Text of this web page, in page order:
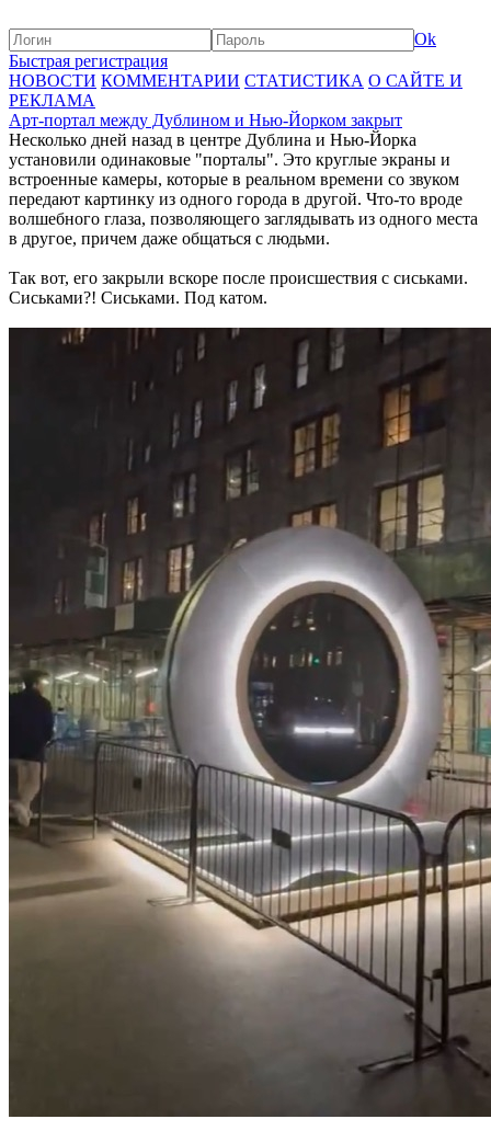
Ok
Быстрая регистрация
НОВОСТИ КОММЕНТАРИИ СТАТИСТИКА О САЙТЕ И
РЕКЛАМА
Арт-портал между Дублином и Нью-Йорком закрыт
Несколько дней назад в центре Дублина и Нью-Йорка
установили одинаковые "порталы". Это круглые экраны и
встроенные камеры, которые в реальном времени со звуком
передают картинку из одного города в другой. Что-то вроде
волшебного глаза, позволяющего заглядывать из одного места
в другое, причем даже общаться с людьми.
Так вот, его закрыли вскоре после происшествия с сиськами.
Сиськами?! Сиськами. Под катом.